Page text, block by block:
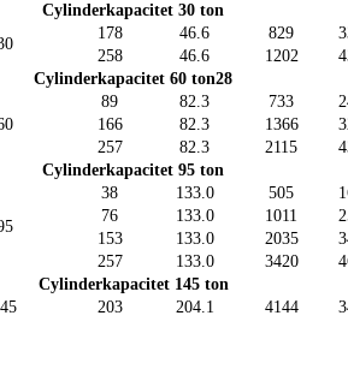
Cylinderkapacitet 30 ton
178 46.6 829
258 46.6 1202
Cylinderkapacitet 60 ton28
89 82.3 733
166 82.3 1366
257 82.3 2115
Cylinderkapacitet 95 ton
38 133.0 505
76 133.0 1011
153 133.0 2035
257 133.0 3420
Cylinderkapacitet 145 ton
203 204.1 4144